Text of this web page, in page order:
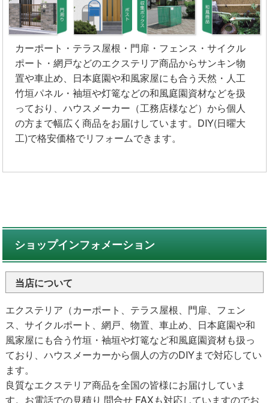
カーポート・テラス屋根・門扉・フェンス・サイクル
ポート・網戸などのエクステリア商品からサンキン物
置や車止め、日本庭園や和風家屋にも合う天然・人工
竹垣パネル・袖垣や灯篭などの和風庭園資材などを扱
っており、ハウスメーカー（工務店様など）から個人
の方まで幅広く商品をお届けしています。DIY(日曜大
工)で格安価格でリフォームできます。
ショップインフォメーション
当店について
エクステリア（カーポート、テラス屋根、門扉、フェン
ス、サイクルポート、網戸、物置、車止め、日本庭園や和
風家屋にも合う竹垣・袖垣や灯篭など和風庭園資材も扱っ
ており、ハウスメーカーから個人の方のDIYまで対応してい
ます。
良質なエクステリア商品を全国の皆様にお届けしていま
す。お電話での見積り 問合せ FAXも対応していますのでお